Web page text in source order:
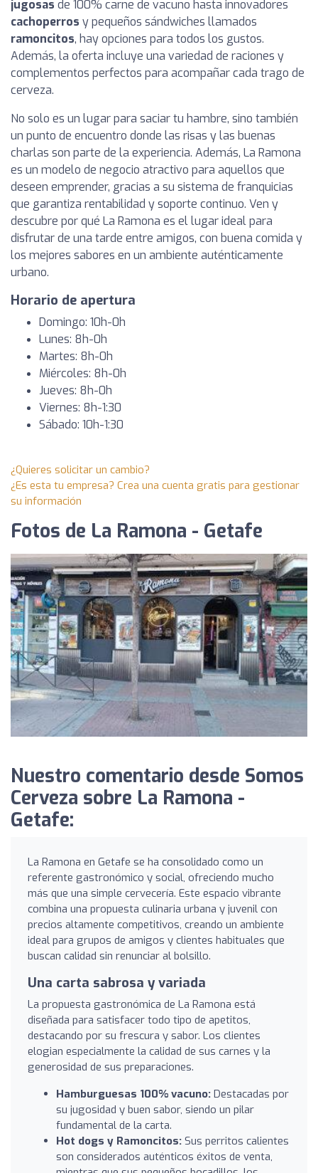
jugosas de 100% carne de vacuno hasta innovadores
cachoperros y pequeños sándwiches llamados
ramoncitos, hay opciones para todos los gustos.
Además, la oferta incluye una variedad de raciones y
complementos perfectos para acompañar cada trago de
cerveza.
No solo es un lugar para saciar tu hambre, sino también
un punto de encuentro donde las risas y las buenas
charlas son parte de la experiencia. Además, La Ramona
es un modelo de negocio atractivo para aquellos que
deseen emprender, gracias a su sistema de franquicias
que garantiza rentabilidad y soporte continuo. Ven y
descubre por qué La Ramona es el lugar ideal para
disfrutar de una tarde entre amigos, con buena comida y
los mejores sabores en un ambiente auténticamente
urbano.
Horario de apertura
Domingo: 10h-0h
Lunes: 8h-0h
Martes: 8h-0h
Miércoles: 8h-0h
Jueves: 8h-0h
Viernes: 8h-1:30
Sábado: 10h-1:30
¿Quieres solicitar un cambio?
¿Es esta tu empresa? Crea una cuenta gratis para gestionar
su información
Fotos de La Ramona - Getafe
Nuestro comentario desde Somos
Cerveza sobre La Ramona -
Getafe:
La Ramona en Getafe se ha consolidado como un
referente gastronómico y social, ofreciendo mucho
más que una simple cervecería. Este espacio vibrante
combina una propuesta culinaria urbana y juvenil con
precios altamente competitivos, creando un ambiente
ideal para grupos de amigos y clientes habituales que
buscan calidad sin renunciar al bolsillo.
Una carta sabrosa y variada
La propuesta gastronómica de La Ramona está
diseñada para satisfacer todo tipo de apetitos,
destacando por su frescura y sabor. Los clientes
elogian especialmente la calidad de sus carnes y la
generosidad de sus preparaciones.
Hamburguesas 100% vacuno: Destacadas por
su jugosidad y buen sabor, siendo un pilar
fundamental de la carta.
Hot dogs y Ramoncitos: Sus perritos calientes
son considerados auténticos éxitos de venta,